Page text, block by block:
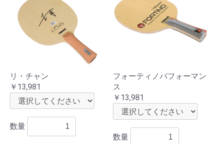
リ・チャン
￥13,981
数量
フォーティノパフォーマン
ス
￥13,981
数量